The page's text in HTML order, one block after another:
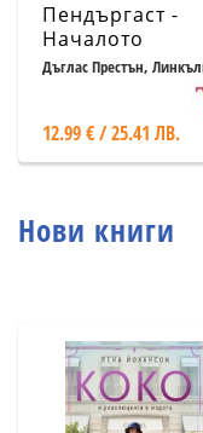
Пендъргаст -
Началото
Дъглас Престън,
12.99 € / 25.41 ЛВ.
Нови книги